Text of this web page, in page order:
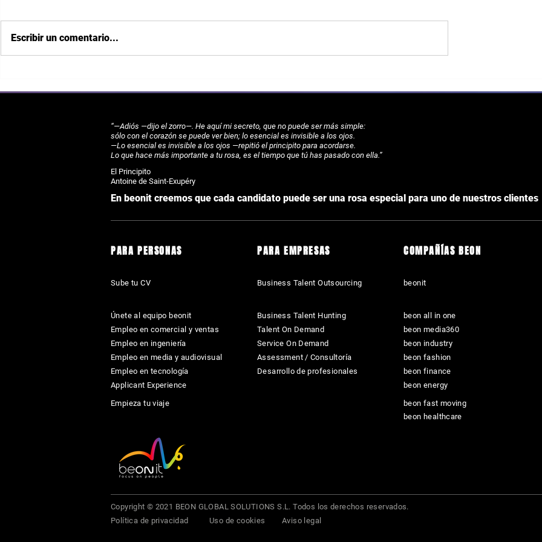
maestras de actuación
avanzan a una nueva fase
en el primer taller piloto de
Escribir un comentario...
“—Adiós —dijo el zorro—. He aquí mi secreto, que no puede ser más simple:
sólo con el corazón se puede ver bien; lo esencial es invisible a los ojos.
—Lo esencial es invisible a los ojos —repitió el principito para acordarse.
Lo que hace más importante a tu rosa, es el tiempo que tú has pasado con ella.”
El Principito
Antoine de Saint-Exupéry
En beonit creemos que cada candidato puede ser una rosa especial para uno de nuestros clientes
PARA PERSONAS
Sube tu CV
Únete al equipo beonit
Empleo en comercial y ventas
Empleo en ingeniería
Empleo en media y audiovisual
Empleo en tecnología
Applicant Experience
Empieza tu viaje
PARA EMPRESAS
Business Talent Outsourcing
Business Talent Hunting
Talent On Demand
Service On Demand
Assessment / Consultoría
Desarrollo de profesionales
COMPAÑÍAS BEON
beonit
beon all in one
beon media360
beon industry
beon fashion
beon finance
beon energy
beon fast moving
beon healthcare
Copyright © 2021 BEON GLOBAL SOLUTIONS S.L. Todos los derechos reservados.
Política de privacidad
Uso de cookies Aviso legal